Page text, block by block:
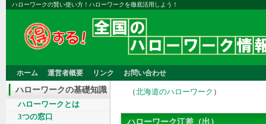
ハローワークの賢い使い方！ハローワークを徹底活用しよう！
ホーム 運営者概要 リンク お問い合わせ
ハローワークの基礎知識
ハローワークとは
3つの窓口
（北海道のハローワーク ）
ハローワーク江差（出）